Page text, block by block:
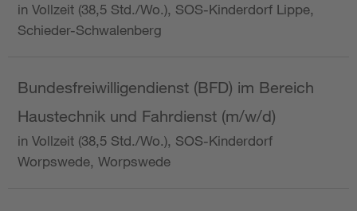
in Vollzeit (38,5 Std./Wo.), SOS-Kinderdorf Lippe,
Schieder-Schwalenberg
Bundesfreiwilligendienst (BFD) im Bereich
Haustechnik und Fahrdienst (m/w/d)
in Vollzeit (38,5 Std./Wo.), SOS-Kinderdorf
Worpswede, Worpswede